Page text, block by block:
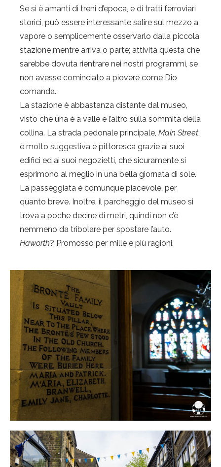
Se si è amanti di treni d’epoca, e di tratti ferroviari
storici, può essere interessante salire sul mezzo a
vapore o semplicemente osservarlo dalla piccola
stazione mentre arriva o parte; attività questa che
sarebbe dovuta rientrare nei nostri programmi, se
non avesse cominciato a piovere come Dio
comanda.
La stazione è abbastanza distante dal museo,
visto che una è a valle e l’altro sulla sommità della
collina. La strada pedonale principale, Main Street
è molto suggestiva e pittoresca grazie ai suoi
edifici ed ai suoi negozietti, che sicuramente si
esprimono al meglio in una bella giornata di sole.
La passeggiata è comunque piacevole, per
quanto breve. Inoltre, il parcheggio del museo si
trova a poche decine di metri, quindi non c’è
nemmeno da tribolare per spostare l’auto.
Haworth? Promosso per mille e più ragioni.